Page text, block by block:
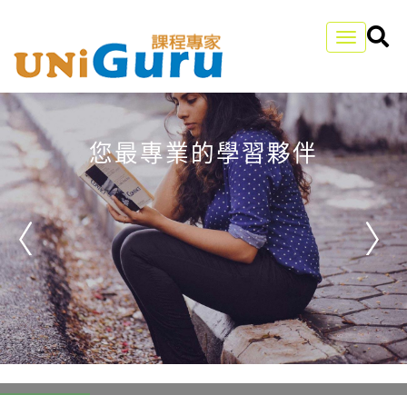
Toggle
您最專業的學習夥伴